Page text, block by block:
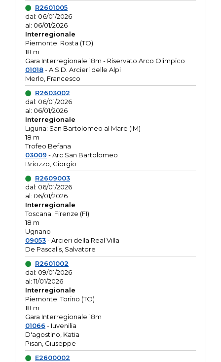
R2601005
dal: 06/01/2026
al: 06/01/2026
Interregionale
Piemonte: Rosta (TO)
18 m
Gara Interregionale 18m - Riservato Arco Olimpico
01018- A.S.D. Arcieri delle Alpi
Merlo, Francesco
R2603002
dal: 06/01/2026
al: 06/01/2026
Interregionale
Liguria: San Bartolomeo al Mare (IM)
18 m
Trofeo Befana
03009 - Arc.San Bartolomeo
Briozzo, Giorgio
R2609003
dal: 06/01/2026
al: 06/01/2026
Interregionale
Toscana: Firenze (FI)
18 m
Ugnano
09053- Arcieri della Real Villa
De Pascalis, Salvatore
R2601002
dal: 09/01/2026
al: 11/01/2026
Interregionale
Piemonte: Torino (TO)
18 m
Gara Interregionale 18m
01066 - Iuvenilia
D'agostino, Katia
Pisan, Giuseppe
E2600002